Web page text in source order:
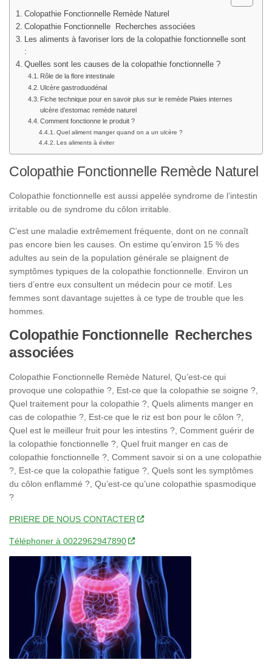
Colopathie Fonctionnelle Remède Naturel
Colopathie Fonctionnelle Recherches associées
Les aliments à favoriser lors de la colopathie fonctionnelle sont
:
Quelles sont les causes de la colopathie fonctionnelle ?
Rôle de la flore intestinale
Ulcère gastroduodénal
Fiche technique pour en savoir plus sur le remède Plaies internes
ulcère d’estomac remède naturel
Comment fonctionne le produit ?
Quel aliment manger quand on a un ulcère ?
Les aliments à éviter
Colopathie Fonctionnelle Remède Naturel
Colopathie fonctionnelle est aussi appelée syndrome de l’intestin
irritable ou de syndrome du côlon irritable.
C’est une maladie extrêmement fréquente, dont on ne connaît
pas encore bien les causes. On estime qu’environ 15 % des
adultes au sein de la population générale se plaignent de
symptômes typiques de la colopathie fonctionnelle. Environ un
tiers d’entre eux consultent un médecin pour ce motif. Les
femmes sont davantage sujettes à ce type de trouble que les
hommes.
Colopathie Fonctionnelle Recherches
associées
Colopathie Fonctionnelle Remède Naturel, Qu’est-ce qui
provoque une colopathie ?, Est-ce que la colopathie se soigne ?,
Quel traitement pour la colopathie ?, Quels aliments manger en
cas de colopathie ?, Est-ce que le riz est bon pour le côlon ?,
Quel est le meilleur fruit pour les intestins ?, Comment guérir de
la colopathie fonctionnelle ?, Quel fruit manger en cas de
colopathie fonctionnelle ?, Comment savoir si on a une colopathie
?, Est-ce que la colopathie fatigue ?, Quels sont les symptômes
du côlon enflammé ?, Qu’est-ce qu’une colopathie spasmodique
?
PRIERE DE NOUS CONTACTER
Téléphoner à 0022962947890